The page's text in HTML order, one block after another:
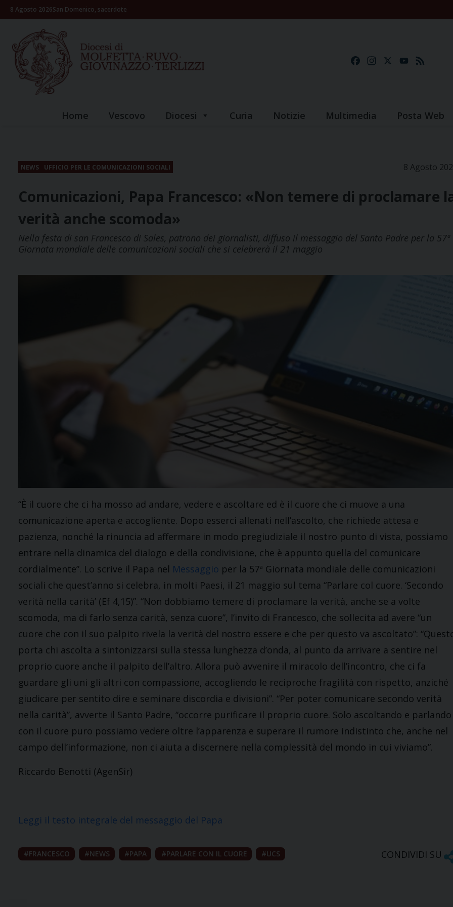
Skip8 Agosto 2026San Domenico, sacerdote
FacebookInstagramYouTube
Home Vescovo Diocesi Curia Notizie Multimedia Posta Web
NEWS UFFICIO PER LE COMUNICAZIONI SOCIALI 8 Agosto
Comunicazioni, Papa Francesco: «Non temere di proclamare
verità anche scomoda»
Nella festa di san Francesco di Sales, patrono dei giornalisti, diffuso il messaggio del Santo Padre per la 57ª
Giornata mondiale delle comunicazioni sociali che si celebrerà il 21 maggio
“È il cuore che ci ha mosso ad andare, vedere e ascoltare ed è il cuore che ci muove a una
comunicazione aperta e accogliente. Dopo esserci allenati nell’ascolto, che richiede attesa e
pazienza, nonché la rinuncia ad affermare in modo pregiudiziale il nostro punto di vista, possiamo
entrare nella dinamica del dialogo e della condivisione, che è appunto quella del comunicare
cordialmente”. Lo scrive il Papa nel Messaggio per la 57ª Giornata mondiale delle comunicazioni
sociali che quest’anno si celebra, in molti Paesi, il 21 maggio sul tema “Parlare col cuore. ‘Secondo
verità nella carità’ (Ef 4,15)”. “Non dobbiamo temere di proclamare la verità, anche se a volte
scomoda, ma di farlo senza carità, senza cuore”, l’invito di Francesco, che sollecita ad avere “un
cuore che con il suo palpito rivela la verità del nostro essere e che per questo va ascoltato”:
porta chi ascolta a sintonizzarsi sulla stessa lunghezza d’onda, al punto da arrivare a sentire nel
proprio cuore anche il palpito dell’altro. Allora può avvenire il miracolo dell’incontro, che ci fa
guardare gli uni gli altri con compassione, accogliendo le reciproche fragilità con rispetto, anziché
giudicare per sentito dire e seminare discordia e divisioni”. “Per poter comunicare secondo verità
nella carità”, avverte il Santo Padre, “occorre purificare il proprio cuore. Solo ascoltando e parlando
con il cuore puro possiamo vedere oltre l’apparenza e superare il rumore indistinto che, anche nel
campo dell’informazione, non ci aiuta a discernere nella complessità del mondo in cui viviamo”.
Riccardo Benotti (AgenSir)
Leggi il testo integrale del messaggio del Papa
FRANCESCO NEWS PAPA PARLARE CON IL CUORE UCS CONDIVIDI SU